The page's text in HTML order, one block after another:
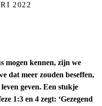
2022
mogen kennen, zijn we
dat meer zouden beseffen,
geven. Een stukje
1:3 en 4 zegt: ‘Gezegend